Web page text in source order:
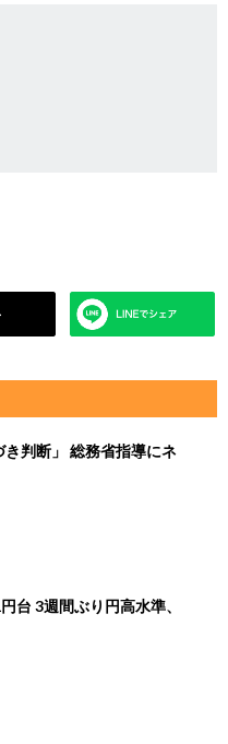
き判断」 総務省指導にネ
台 3週間ぶり円高水準、